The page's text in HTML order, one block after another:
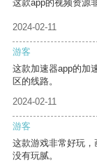
这款app的视频资源
2024-02-11
游客
这款加速器app的加
区的线路。
2024-02-11
游客
这款游戏非常好玩
没有玩腻。